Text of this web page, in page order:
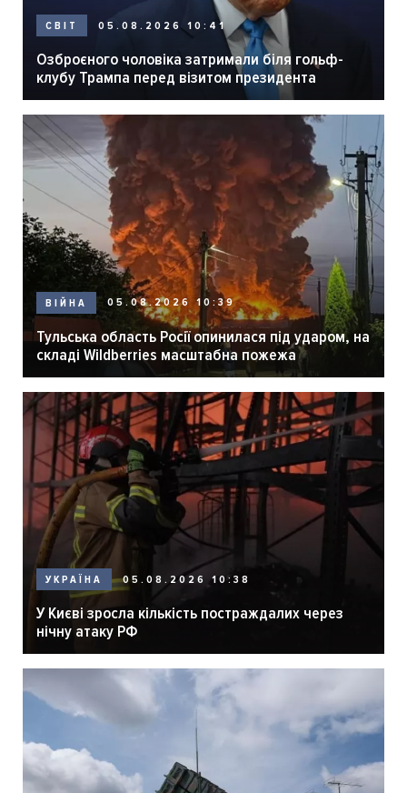
СВІТ 05.08.2026 10:41
Озброєного чоловіка затримали біля гольф-
клубу Трампа перед візитом президента
ВІЙНА 05.08.2026 10:39
Тульська область Росії опинилася під ударом, на
складі Wildberries масштабна пожежа
УКРАЇНА 05.08.2026 10:38
У Києві зросла кількість постраждалих через
нічну атаку РФ